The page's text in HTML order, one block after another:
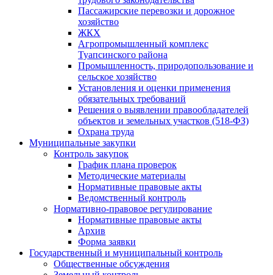
Пассажирские перевозки и дорожное
хозяйство
ЖКХ
Агропромышленный комплекс
Туапсинского района
Промышленность, природопользование и
сельское хозяйство
Установления и оценки применения
обязательных требований
Решения о выявлении правообладателей
объектов и земельных участков (518-ФЗ)
Охрана труда
Муниципальные закупки
Контроль закупок
График плана проверок
Методические материалы
Нормативные правовые акты
Ведомственный контроль
Нормативно-правовое регулирование
Нормативные правовые акты
Архив
Форма заявки
Государственный и муниципальный контроль
Общественные обсуждения